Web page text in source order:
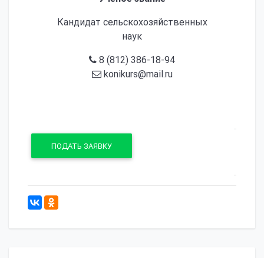
Кандидат сельскохозяйственных
наук
8 (812) 386-18-94
konikurs@mail.ru
ПОДАТЬ ЗАЯВКУ